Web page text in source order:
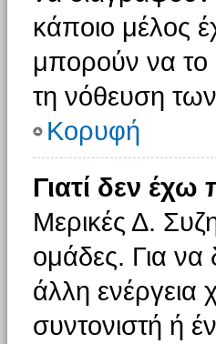
κάποιο μέλος
μπορούν να το
τη νόθευση
Κορυφή
Γιατί δεν
Μερικές Δ.
ομάδες. Για να
άλλη ενέργεια
συντονιστή ή